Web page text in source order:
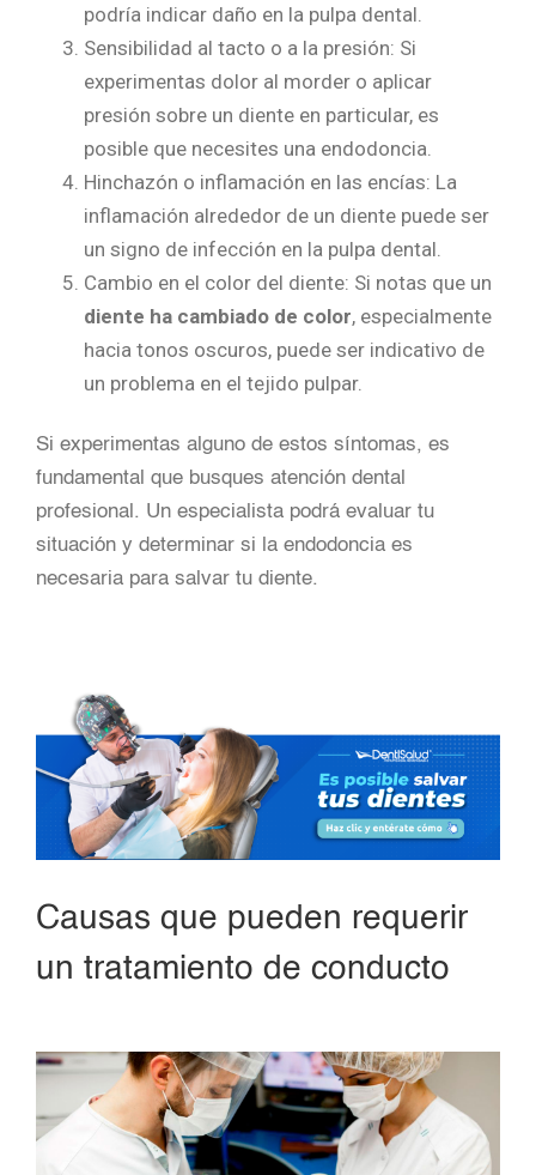
podría indicar daño en la pulpa dental.
Sensibilidad al tacto o a la presión: Si
experimentas dolor al morder o aplicar
presión sobre un diente en particular, es
posible que necesites una endodoncia.
Hinchazón o inflamación en las encías: La
inflamación alrededor de un diente puede ser
un signo de infección en la pulpa dental.
Cambio en el color del diente: Si notas que un
diente ha cambiado de color, especialmente
hacia tonos oscuros, puede ser indicativo de
un problema en el tejido pulpar.
Si experimentas alguno de estos síntomas, es
fundamental que busques atención dental
profesional. Un especialista podrá evaluar tu
situación y determinar si la endodoncia es
necesaria para salvar tu diente.
Causas que pueden requerir
un tratamiento de conducto